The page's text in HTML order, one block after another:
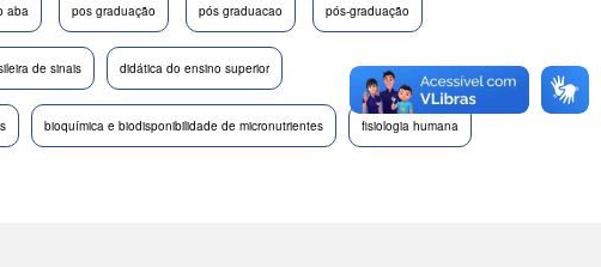
aba pos graduação pós graduacao pós-graduação
de sinais didática do ensino superior
bioquímica e biodisponibilidade de micronutrientes fisiologia humana